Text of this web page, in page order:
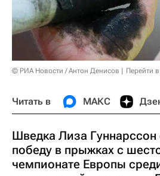
© РИА Новости / Антон Денисов Перейти
Читать в МАКС
Шведка Лиза Гуннарссон
победу в прыжках с
чемпионате Европы